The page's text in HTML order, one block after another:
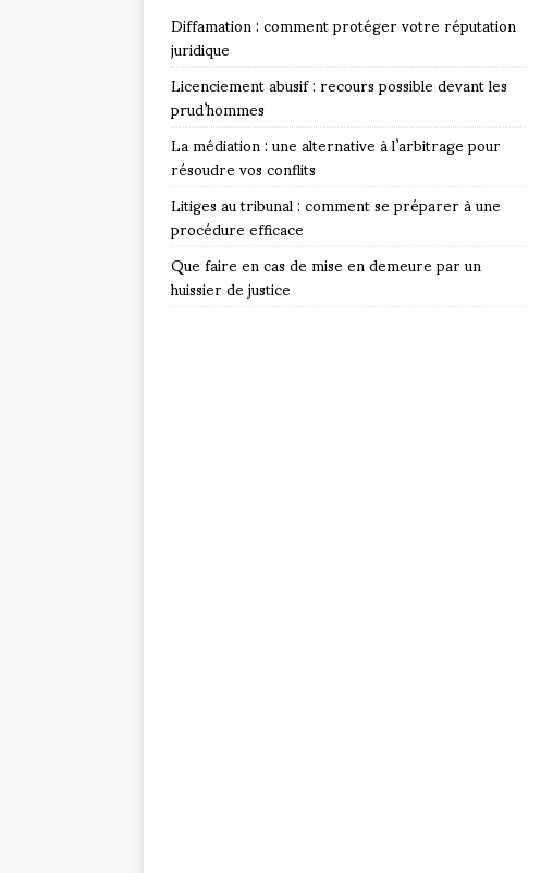
Diffamation : comment protéger votre réputation
juridique
Licenciement abusif : recours possible devant les
prud’hommes
La médiation : une alternative à l’arbitrage pour
résoudre vos conflits
Litiges au tribunal : comment se préparer à une
procédure efficace
Que faire en cas de mise en demeure par un
huissier de justice